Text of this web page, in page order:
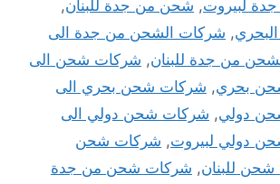
لبيروت, شحن من جدة للبنان,
, شركات الشحن من جدة الى
من جدة للبنان, شركات شحن الى
بحري, شركات شحن بحري الى
دولي, شركات شحن دولي الى
دولي لبيروت, شركات شحن
للبنان, شركات شحن من جدة